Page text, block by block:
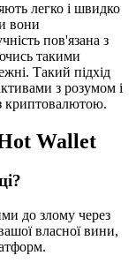
легко і швидко
вони
пов'язана з
такими
Такий підхід
з розумом і
криптовалютою.
Wallet
до злому через
власної вини,